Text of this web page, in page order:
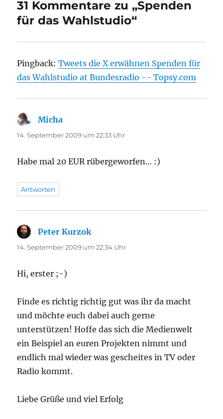
31 Kommentare zu „Spenden
für das Wahlstudio“
Pingback:Tweets die X erwähnen Spenden für
das Wahlstudio at Bundesradio -- Topsy.com
Micha
14. September 2009 um 22:33 Uhr
Habe mal 20 EUR rübergeworfen… :)
Antworten
Peter Kurzoksagt:
14. September 2009 um 22:34 Uhr
Hi, erster ;-)
Finde es richtig richtig gut was ihr da macht
und möchte euch dabei auch gerne
unterstützen! Hoffe das sich die Medienwelt
ein Beispiel an euren Projekten nimmt und
endlich mal wieder was gescheites in TV oder
Radio kommt.
Liebe Grüße und viel Erfolg